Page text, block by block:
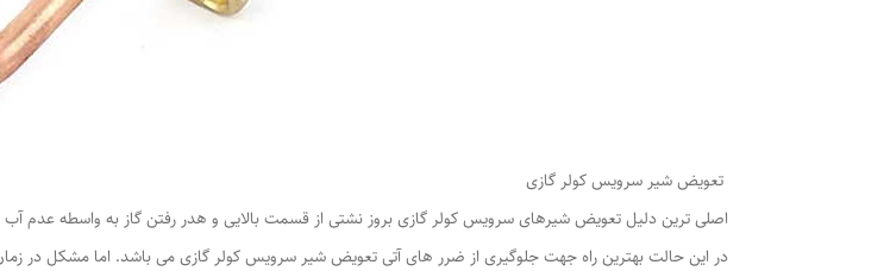
تعویض شیر سرویس کولر گازی
اصلی ترین دلیل تعویض شیرهای سرویس کولر گازی بروز نشتی از قسمت بالایی و هدر رفتن گاز به واسطه عدم
در این حالت بهترین راه جهت جلوگیری از ضرر های آتی تعویض شیر سرویس کولر گازی می باشد. اما مشکل در